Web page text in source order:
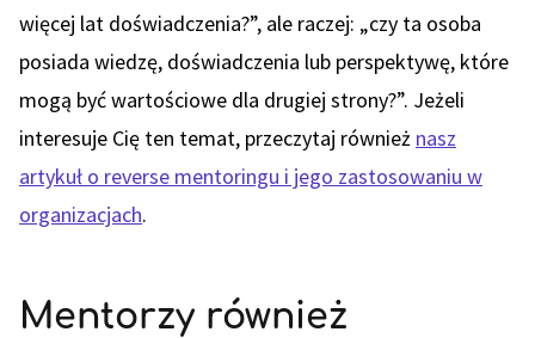
więcej lat doświadczenia?”, ale raczej: „czy ta osoba
posiada wiedzę, doświadczenia lub perspektywę, które
mogą być wartościowe dla drugiej strony?”. Jeżeli
interesuje Cię ten temat, przeczytaj również nasz
artykuł o reverse mentoringu i jego zastosowaniu w
organizacjach.
Mentorzy również